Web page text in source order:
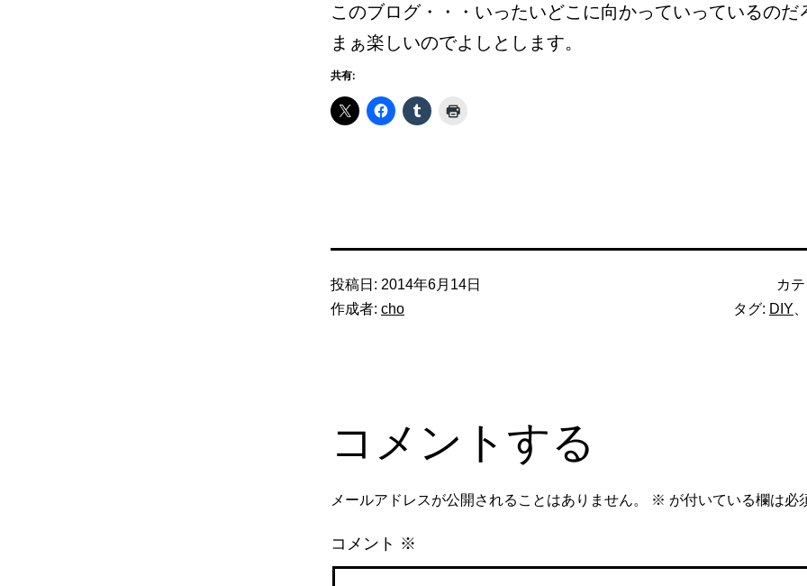
このブログ・・・いったいどこに向かっていっているのだ
まぁ楽しいのでよしとします。
共有:
投稿日: 2014年6月14日
作成者: cho
カ
タグ: DIY
コメントする
メールアドレスが公開されることはありません。 ※ が付いている欄は必
コメント ※